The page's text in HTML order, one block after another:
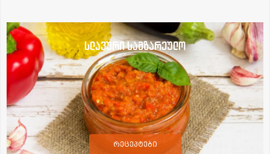
სლავური სამზარეულო
რეცეპტები